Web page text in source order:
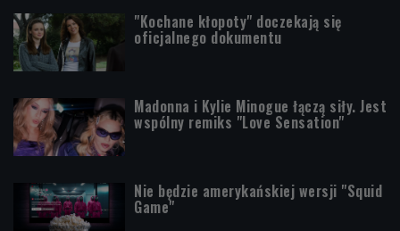
"Kochane kłopoty" doczekają się
oficjalnego dokumentu
Madonna i Kylie Minogue łączą siły. Jest
wspólny remiks "Love Sensation"
Nie będzie amerykańskiej wersji "Squid
Game"